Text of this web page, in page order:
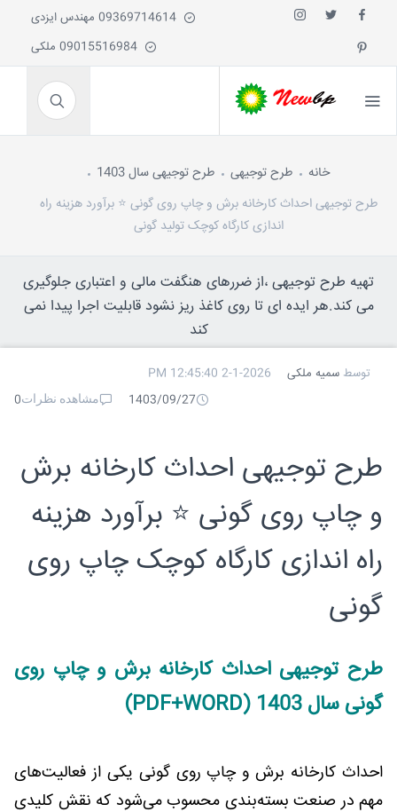
خانه طرح توجیهی
طرح توجیهی سال 1403
طرح توجیهی احداث کارخانه برش و چاپ روی گونی ⭐️ برآورد هزینه راه
اندازی کارگاه کوچک تولید گونی
تهیه طرح توجیهی ،از ضررهای هنگفت مالی و اعتباری جلوگیری
می کند.هر ایده ای تا روی کاغذ ریز نشود قابلیت اجرا پیدا نمی
کند
توسط سمیه ملکی
2-1-2026 12:45:40 PM
1403/09/27
مشاهده نظرات0
طرح توجیهی احداث کارخانه برش
و چاپ روی گونی ⭐️ برآورد هزینه
راه اندازی کارگاه کوچک چاپ روی
گونی
طرح توجیهی احداث کارخانه برش و چاپ روی
گونی سال 1403 (PDF+WORD)
احداث کارخانه برش و چاپ روی گونی یکی از فعالیت‌های
مهم در صنعت بسته‌بندی محسوب می‌شود که نقش کلیدی